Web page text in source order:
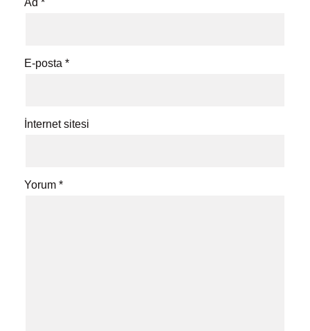
E-posta *
İnternet sitesi
Yorum *